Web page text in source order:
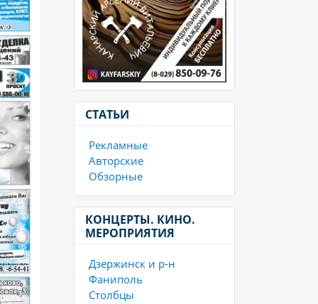
СТАТЬИ
Рекламные
Авторские
Обзорные
КОНЦЕРТЫ. КИНО.
МЕРОПРИЯТИЯ
Дзержинск и р-н
Фаниполь
Столбцы